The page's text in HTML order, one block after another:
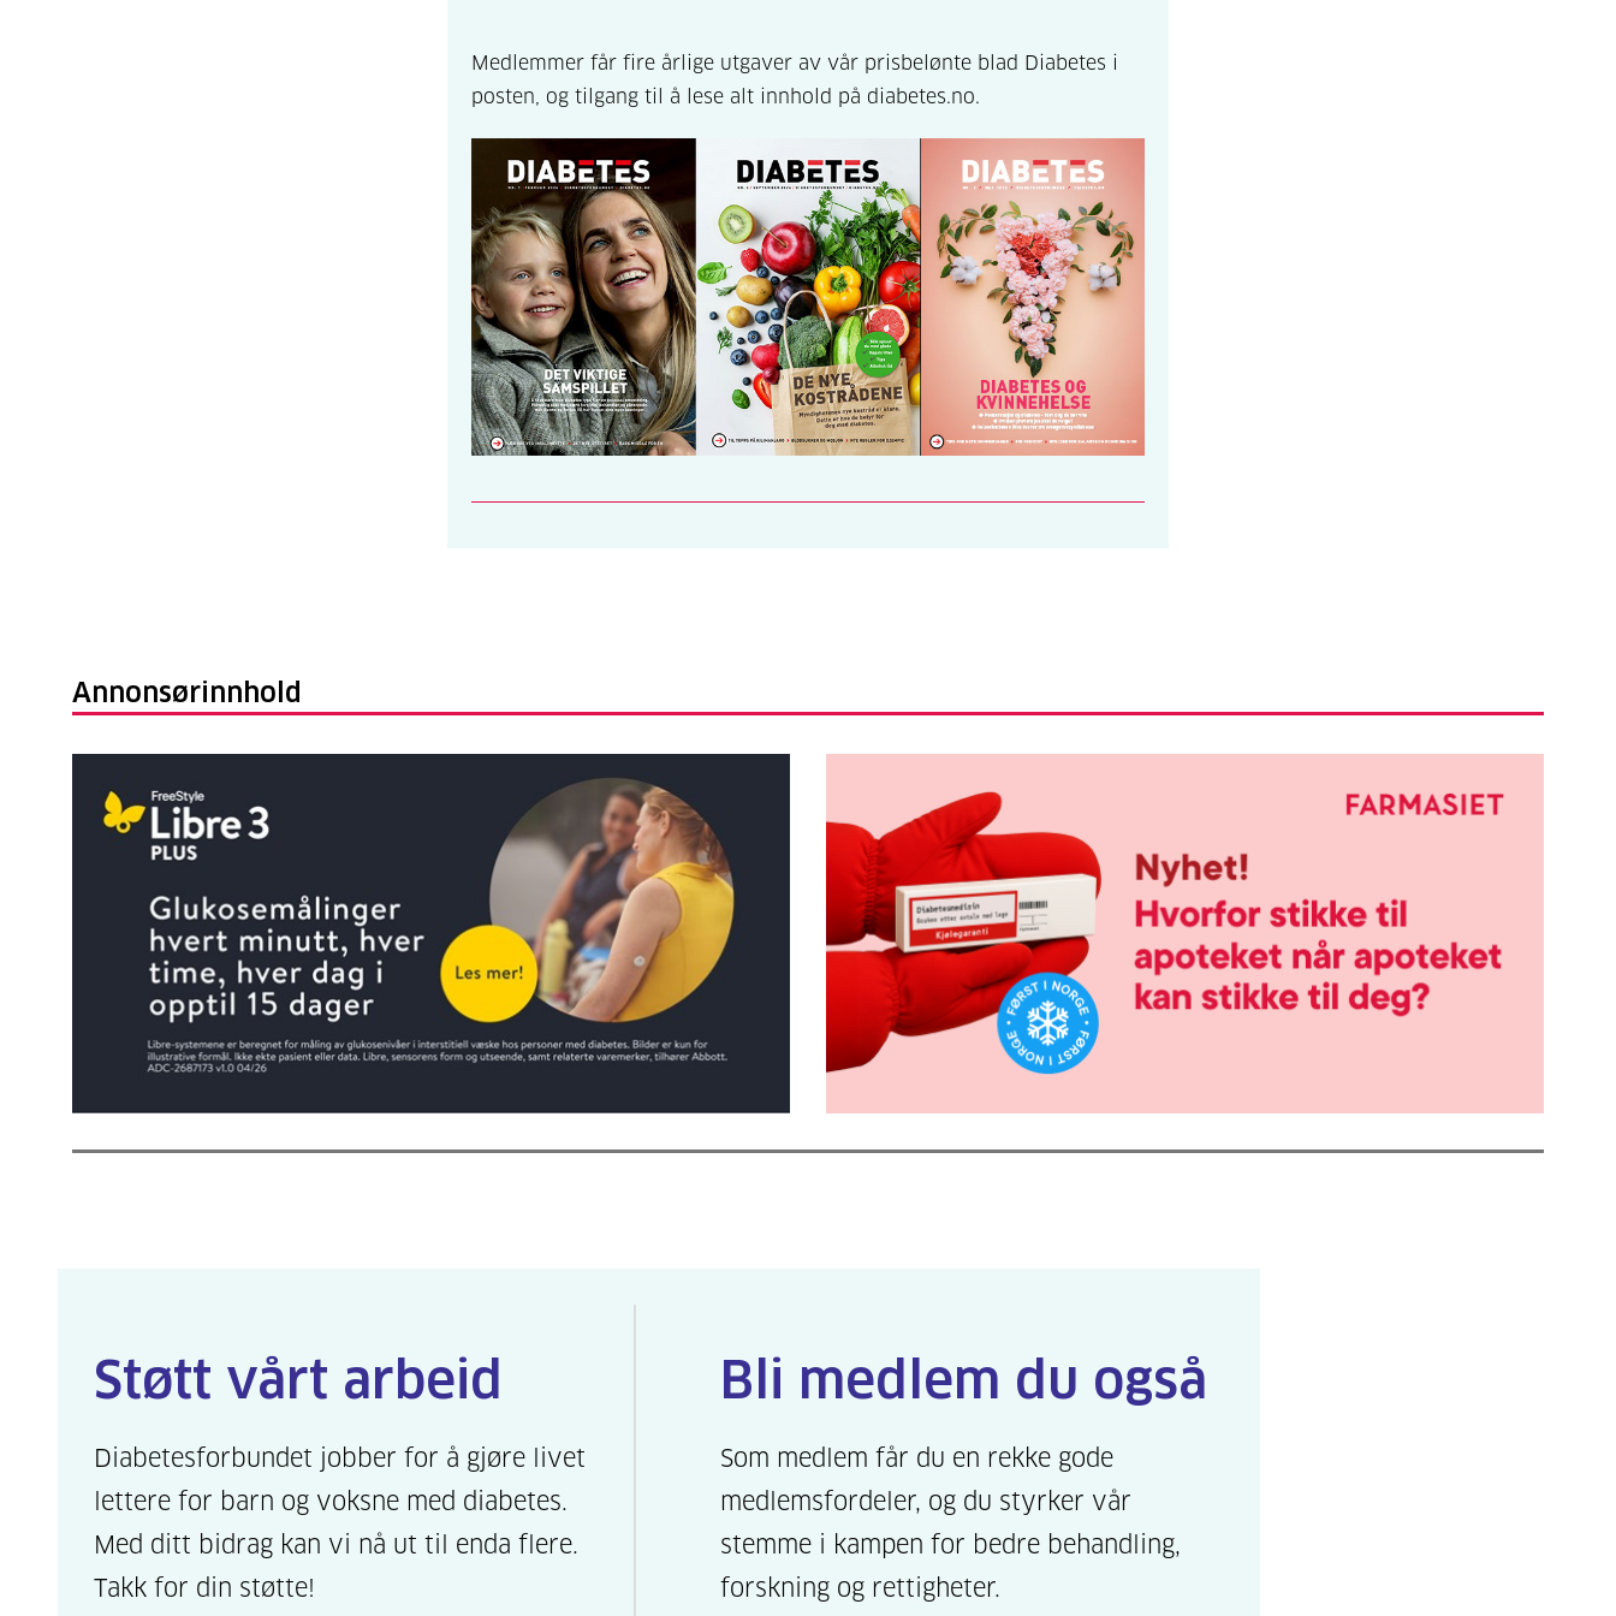
Medlemmer får fire årlige utgaver av vår prisbelønte blad Diabetes i
posten, og tilgang til å lese alt innhold på diabetes.no.
Annonsørinnhold
Støtt vårt arbeid
Diabetesforbundet jobber for å gjøre livet
lettere for barn og voksne med diabetes.
Med ditt bidrag kan vi nå ut til enda flere.
Takk for din støtte!
Bli medlem du også
Som medlem får du en rekke gode
medlemsfordeler, og du styrker vår
stemme i kampen for bedre behandling,
forskning og rettigheter.